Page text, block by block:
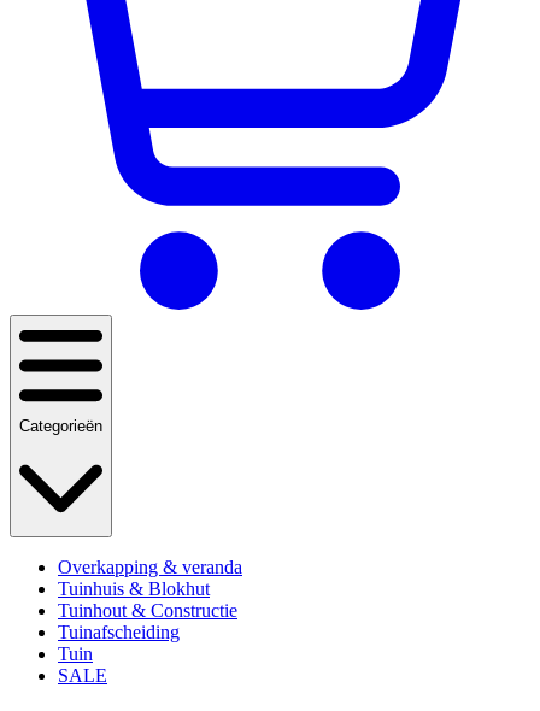
Categorieën
Overkapping & veranda
Tuinhuis & Blokhut
Tuinhout & Constructie
Tuinafscheiding
Tuin
SALE